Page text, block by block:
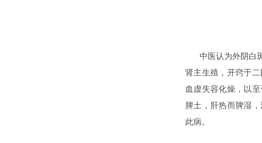
中医认为外阴白斑
肾主生殖，开窍于
血虚失容化燥，以
脾土，肝热而脾湿
此病。